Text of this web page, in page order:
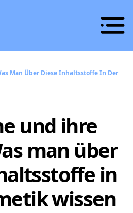
Man Über Diese Inhaltsstoffe In Der
und ihre
man über
in
wissen